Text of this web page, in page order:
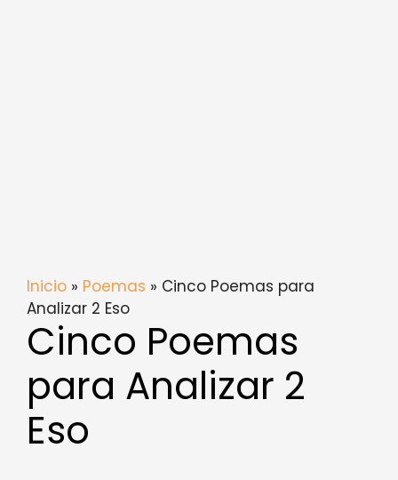
Inicio » Poemas » Cinco Poemas para
Analizar 2 Eso
Cinco Poemas
para Analizar 2
Eso